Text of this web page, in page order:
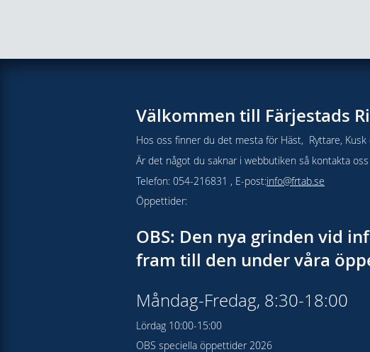
Välkommen till Färjestads
Hos oss finner du det mesta för Häst, Ryttare, Kusk
Är det något du saknar i webbutiken så kontakta
Telefon: 054-216831 , E-post:info@frtab.se
Öppettider:
OBS: Den nya grinden vid
fram till den under våra
Måndag-Fredag, 8:30-18:00
Lördag 10:00-15:00
OBS speciella öppettider 2026